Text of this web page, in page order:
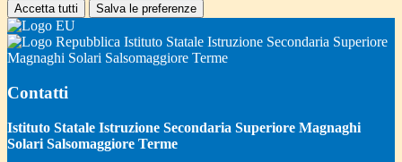
Accetta tutti Salva le preferenze
Istituto Statale Istruzione Secondaria Superiore
Magnaghi Solari Salsomaggiore Terme
Contatti
Istituto Statale Istruzione Secondaria Superiore Magnaghi
Solari Salsomaggiore Terme